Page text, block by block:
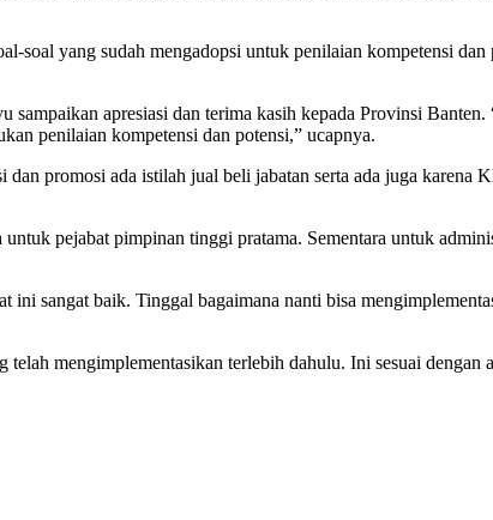
soal yang sudah mengadopsi untuk penilaian kompetensi
apresiasi dan terima kasih kepada Provinsi
penilaian kompetensi dan potensi,” ucapnya.
promosi ada istilah jual beli jabatan serta ada juga
pejabat pimpinan tinggi pratama. Sementara untuk
sangat baik. Tinggal bagaimana nanti bisa
mengimplementasikan terlebih dahulu. Ini sesuai